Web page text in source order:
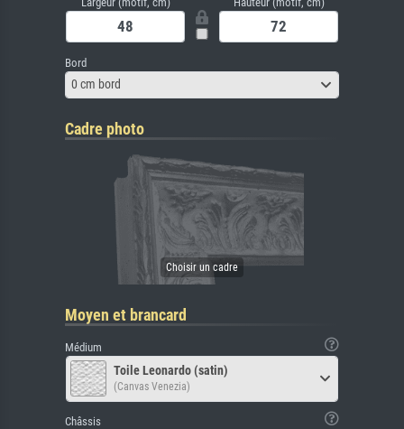
Bord
0 cm bord
Cadre photo
Moyen et brancard
Médium
Toile Leonardo (satin)
(Canvas Venezia)
Châssis